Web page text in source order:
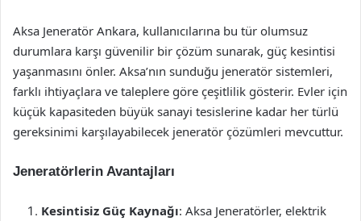
Aksa Jeneratör Ankara, kullanıcılarına bu tür olumsuz
durumlara karşı güvenilir bir çözüm sunarak, güç kesintisi
yaşanmasını önler. Aksa’nın sunduğu jeneratör sistemleri,
farklı ihtiyaçlara ve taleplere göre çeşitlilik gösterir. Evler için
küçük kapasiteden büyük sanayi tesislerine kadar her türlü
gereksinimi karşılayabilecek jeneratör çözümleri mevcuttur.
Jeneratörlerin Avantajları
Kesintisiz Güç Kaynağı: Aksa Jeneratörler, elektrik